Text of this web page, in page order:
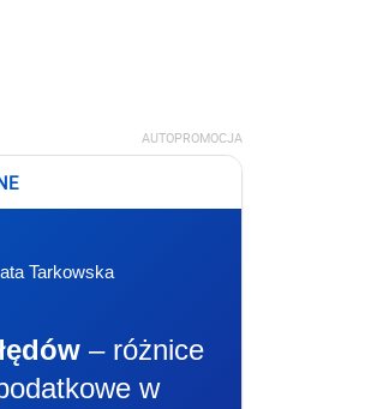
AUTOPROMOCJA
Tarkowska
– różnice
w